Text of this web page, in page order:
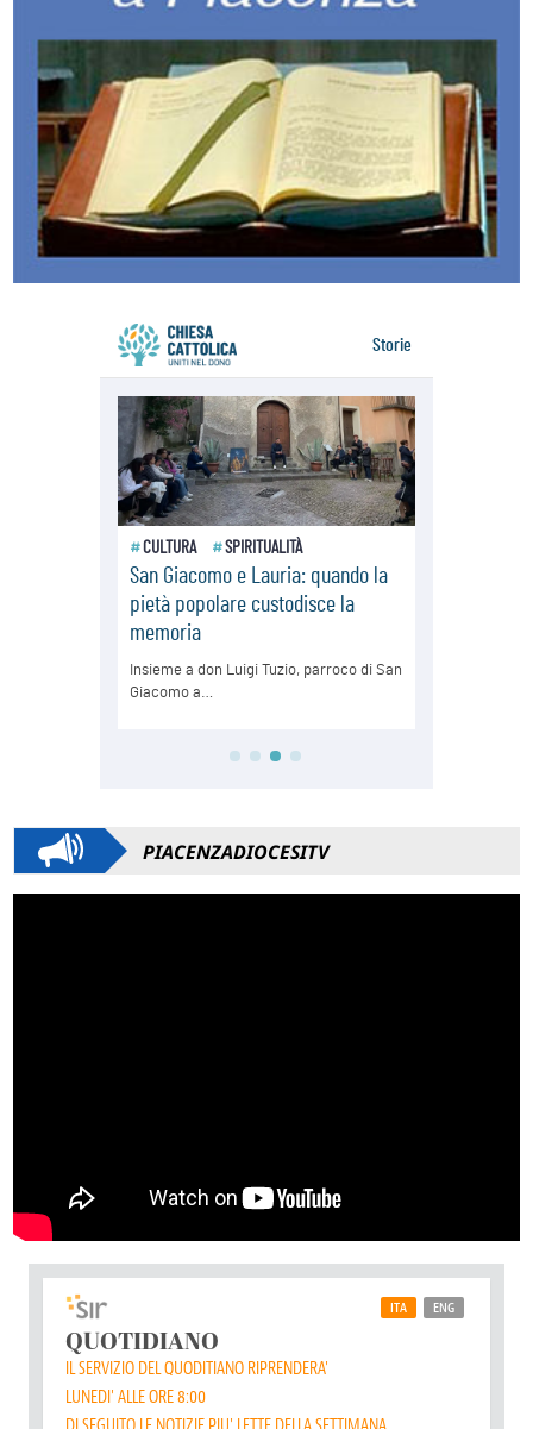
PIACENZADIOCESITV